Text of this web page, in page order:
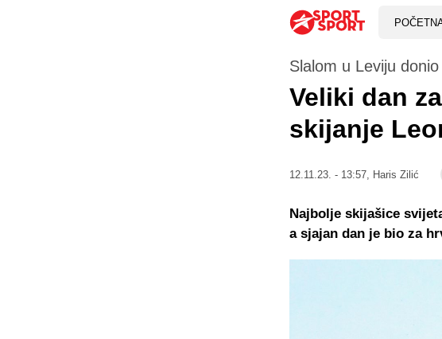
Slalom u Leviju
Veliki dan
skijanje
12.11.23. - 13:57, Haris Zilić
Najbolje skijašice
a sjajan dan je bio za